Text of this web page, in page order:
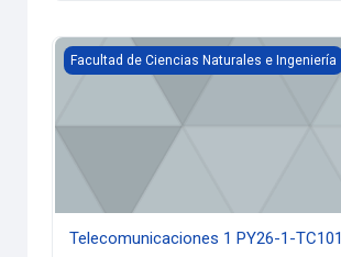
Telecomunicaciones 1 PY26-1-TC101
Facultad de Ciencias Naturales e Ingeniería
Telecomunicaciones 1 PY26-1-TC101